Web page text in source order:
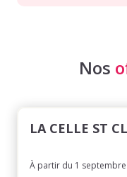
Nos
LA CELLE ST
À partir du 1